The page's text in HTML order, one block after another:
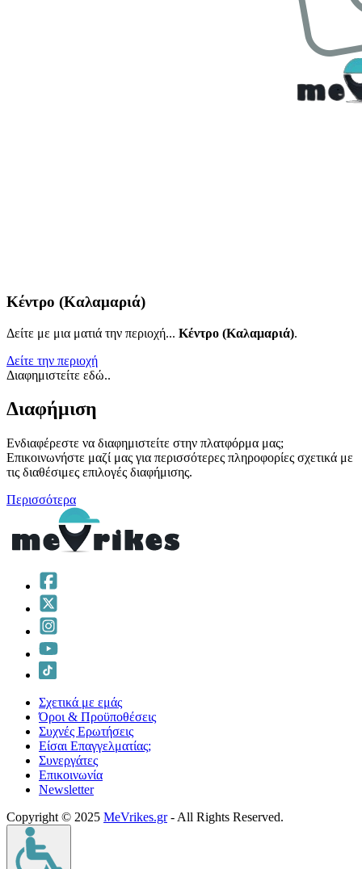
Κέντρο (Καλαμαριά)
Δείτε με μια ματιά την περιοχή... Κέντρο (Καλαμαριά).
Δείτε την περιοχή
Διαφημιστείτε εδώ..
Διαφήμιση
Ενδιαφέρεστε να διαφημιστείτε στην πλατφόρμα μας;
Επικοινωνήστε μαζί μας για περισσότερες πληροφορίες σχετικά με
τις διαθέσιμες επιλογές διαφήμισης.
Περισσότερα
Σχετικά με εμάς
Όροι & Προϋποθέσεις
Συχνές Ερωτήσεις
Είσαι Επαγγελματίας;
Συνεργάτες
Επικοινωνία
Νewsletter
Copyright © 2025 MeVrikes.gr- All Rights Reserved.